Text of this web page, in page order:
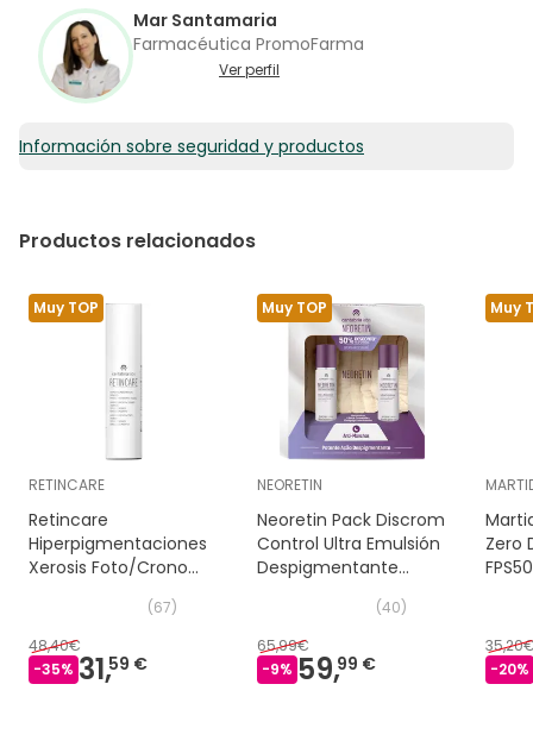
Mar Santamaria
Farmacéutica PromoFarma
Ver perfil
Información sobre seguridad y productos
Productos relacionados
Muy TOP
RETINCARE
Retincare
Hiperpigmentaciones
Xerosis Foto/Crono
(67)
48,40€
-35% 31,59 €
Muy TOP
NEORETIN
Neoretin Pack Discrom
Control Ultra Emulsión
Despigmentante
(40)
65,99€
-9% 59,99 €
Muy
Zero
-20%